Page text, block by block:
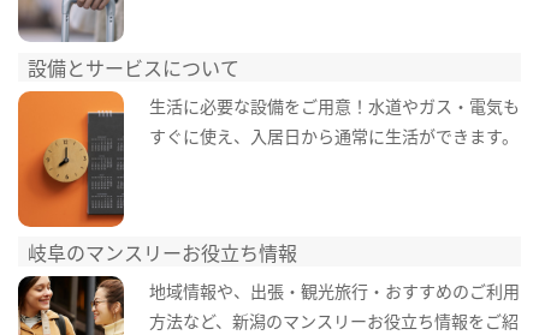
設備とサービスについて
生活に必要な設備をご用意！水道やガス・電気も
すぐに使え、入居日から通常に生活ができます。
岐阜のマンスリーお役立ち情報
地域情報や、出張・観光旅行・おすすめのご利用
方法など、新潟のマンスリーお役立ち情報をご紹